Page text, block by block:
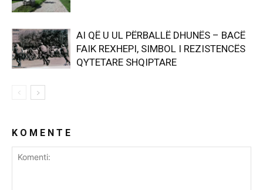
AI QË U UL PËRBALLË DHUNËS – BACË
FAIK REXHEPI, SIMBOL I REZISTENCËS
QYTETARE SHQIPTARE
K O M E N T E